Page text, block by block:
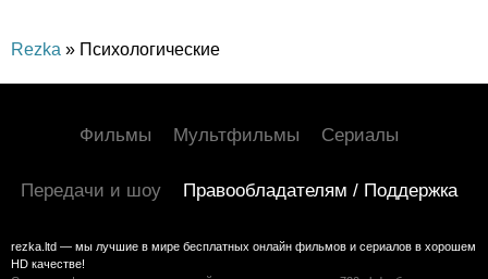
Rezka » Психологические
Фильмы Мультфильмы Сериалы
Передачи и шоу Правообладателям / Поддержка
rezka.ltd — мы лучшие в мире бесплатных онлайн фильмов и сериалов в хорошем
HD качестве!